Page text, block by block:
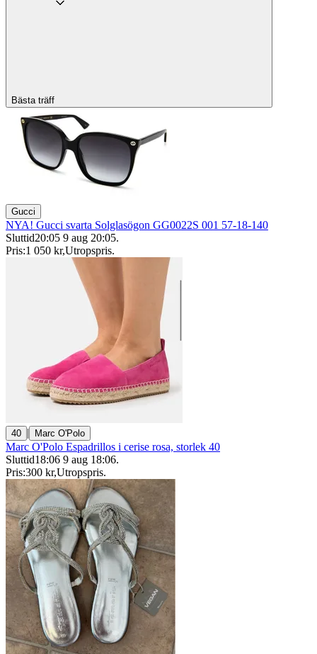
Bästa träff
Gucci
NYA! Gucci svarta Solglasögon GG0022S 001 57-18-140
Sluttid20:05 9 aug 20:05.
Pris:1 050 kr,Utropspris.
40 | Marc O'Polo
Marc O'Polo Espadrillos i cerise rosa, storlek 40
Sluttid18:06 9 aug 18:06.
Pris:300 kr,Utropspris.